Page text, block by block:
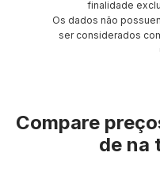
finalidade
Os dados não
ser considerados
Compare
de na